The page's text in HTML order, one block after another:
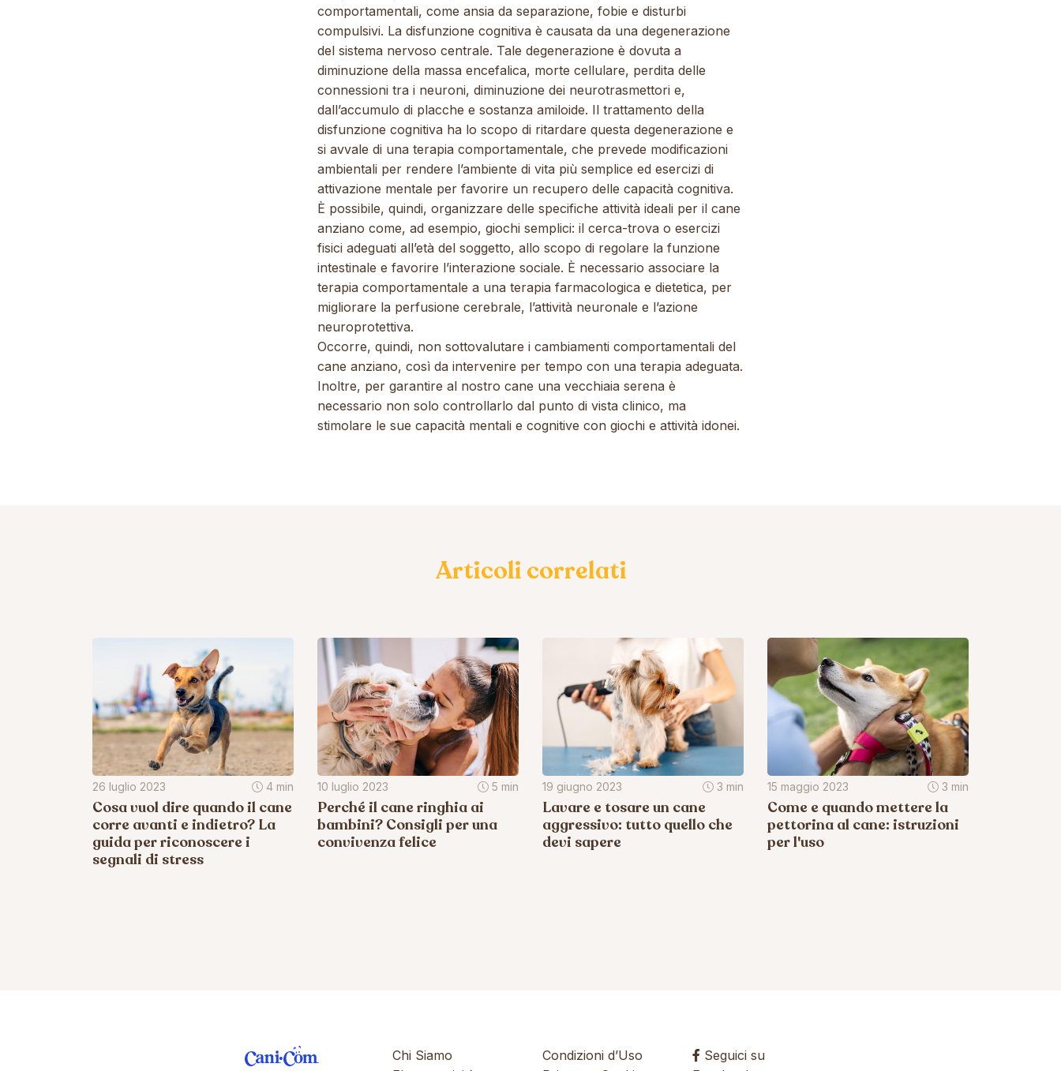
comportamentali, come ansia da separazione, fobie e disturbi
compulsivi. La disfunzione cognitiva è causata da una degenerazione
del sistema nervoso centrale. Tale degenerazione è dovuta a
diminuzione della massa encefalica, morte cellulare, perdita delle
connessioni tra i neuroni, diminuzione dei neurotrasmettori e,
dall’accumulo di placche e sostanza amiloide. Il trattamento della
disfunzione cognitiva ha lo scopo di ritardare questa degenerazione e
si avvale di una terapia comportamentale, che prevede modificazioni
ambientali per rendere l’ambiente di vita più semplice ed esercizi di
attivazione mentale per favorire un recupero delle capacità cognitiva.
È possibile, quindi, organizzare delle specifiche attività ideali per il cane
anziano come, ad esempio, giochi semplici: il cerca-trova o esercizi
fisici adeguati all’età del soggetto, allo scopo di regolare la funzione
intestinale e favorire l’interazione sociale. È necessario associare la
terapia comportamentale a una terapia farmacologica e dietetica, per
migliorare la perfusione cerebrale, l’attività neuronale e l’azione
neuroprotettiva.
Occorre, quindi, non sottovalutare i cambiamenti comportamentali del
cane anziano, così da intervenire per tempo con una terapia adeguata.
Inoltre, per garantire al nostro cane una vecchiaia serena è
necessario non solo controllarlo dal punto di vista clinico, ma
stimolare le sue capacità mentali e cognitive con giochi e attività idonei.
Articoli correlati
26 luglio 2023 4 min
Cosa vuol dire quando il cane
corre avanti e indietro? La
guida per riconoscere i
segnali di stress
10 luglio 2023 5 min
Perché il cane ringhia ai
bambini? Consigli per una
convivenza felice
19 giugno 2023 3 min
Lavare e tosare un cane
aggressivo: tutto quello che
devi sapere
15 maggio 2023 3 min
Come e quando mettere la
pettorina al cane: istruzioni
per l'uso
Chi Siamo
Condizioni d’Uso
Seguici su